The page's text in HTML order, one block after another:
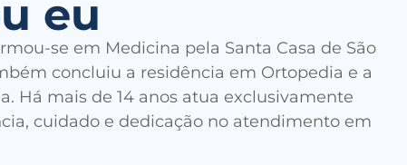
eu
se em Medicina pela Santa Casa de São
concluiu a residência em Ortopedia e a
Há mais de 14 anos atua exclusivamente
cuidado e dedicação no atendimento em